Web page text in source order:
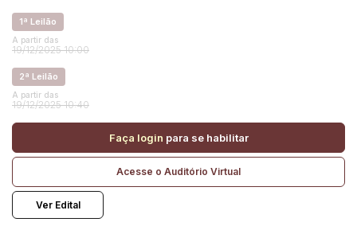
1ª Leilão
A partir das
19/12/2025 10:00
2ª Leilão
A partir das
19/12/2025 10:40
Faça login para se habilitar
Acesse o Auditório Virtual
Ver Edital